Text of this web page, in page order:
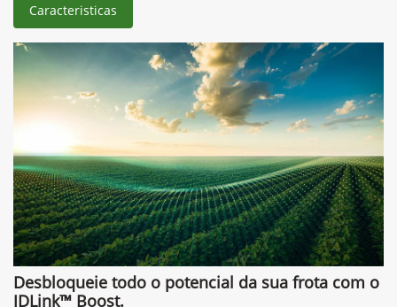
Caracteristicas
Desbloqueie todo o potencial da sua frota com o
JDLink™ Boost.